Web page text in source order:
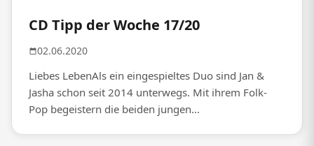
CD Tipp der Woche 17/20
02.06.2020
Liebes LebenAls ein eingespieltes Duo sind Jan &
Jasha schon seit 2014 unterwegs. Mit ihrem Folk-
Pop begeistern die beiden jungen...